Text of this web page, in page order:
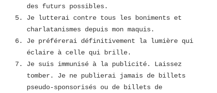
des futurs possibles.
Je lutterai contre tous les boniments et
charlatanismes depuis mon maquis.
Je préférerai définitivement la lumière qui
éclaire à celle qui brille.
Je suis immunisé à la publicité. Laissez
tomber. Je ne publierai jamais de billets
pseudo-sponsorisés ou de billets de